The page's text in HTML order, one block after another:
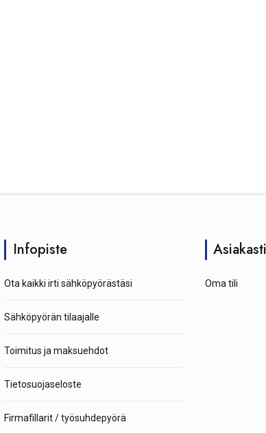
Infopiste
Ota kaikki irti sähköpyörästäsi
Sähköpyörän tilaajalle
Toimitus ja maksuehdot
Tietosuojaseloste
Firmafillarit / työsuhdepyörä
Oma tili